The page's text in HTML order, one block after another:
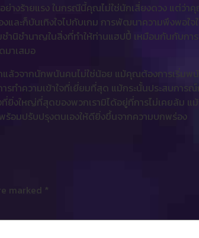
งร้ายแรง ในกรณีนี้คุณไม่ใช่นักเสี่ยงดวง แต่ว่
และก็บันเทิงใจไปกับเกม การพัฒนาความพึงพอ
ชำนิชำนาญในสิ่งที่ทำให้ท่านแฮปปี้ เหมือนกันกับ
มาเสมอ
แล้วจากนักพนันคนไม่ใช่น้อย แม้คุณต้องการเริ่มพ
รทำความเข้าใจที่เยี่ยมที่สุด แม้กระนั้นประสบกา
ยิ่งใหญ่ที่สุดของพวกเรามิได้อยู่ที่การไม่เคยล้ม
ร้อมปรับปรุงตนเองให้ดียิ่งขึ้นจากความบกพร่อง
marked *